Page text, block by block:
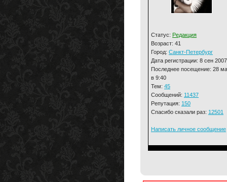
Статус: Редакция
Возраст: 41
Город: Санкт-Петербург
Дата регистрации: 8 сен 2007
Последнее посещение: 28
в 9:40
Тем: 45
Сообщений: 11437
Репутация: 150
Спасибо сказали раз: 12501
Написать личное сообщение